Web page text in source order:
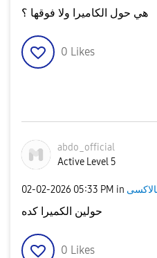
هي حول الكاميرا ولا فوقها ؟
0 Likes
abdo_official
Active Level 5
‎02-02-2026 05:33 PM in
حولين الكميرا كده
0 Likes